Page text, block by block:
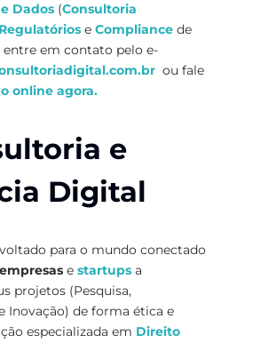
Dados (Consultoria
e Compliance de
entre em contato pelo e-
ou fale
online agora.
e
Digital
para o mundo conectado
empresas e startups a
projetos (Pesquisa,
Inovação) de forma ética e
especializada em Direito